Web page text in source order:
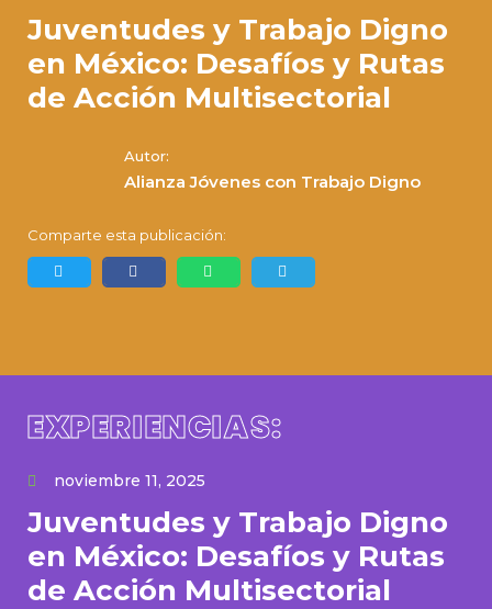
Juventudes y Trabajo Digno
en México: Desafíos y Rutas
de Acción Multisectorial
Autor:
Alianza Jóvenes con Trabajo Digno
Comparte esta publicación:
EXPERIENCIAS:
noviembre 11, 2025
Juventudes y Trabajo Digno
en México: Desafíos y Rutas
de Acción Multisectorial